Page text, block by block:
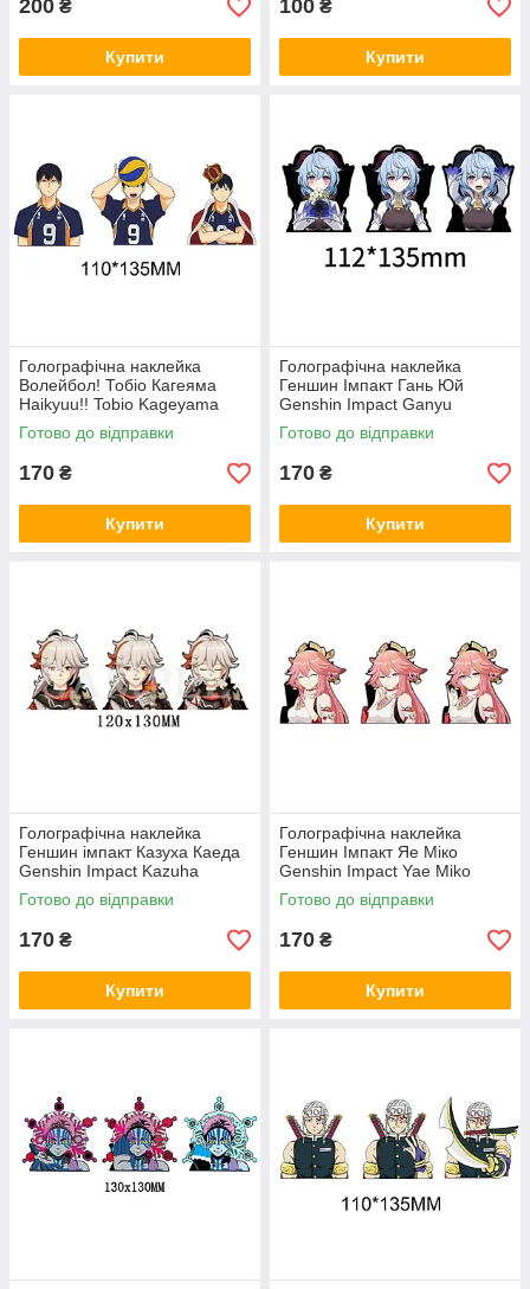
200 ₴
Купити
100 ₴
Купити
Голографічна наклейка
Волейбол! Тобіо Кагеяма
Haikyuu!! Tobio Kageyama
Готово до відправки
170 ₴
Купити
Голографічна наклейка
Геншин Імпакт Гань Юй
Genshin Impact Ganyu
112x135 мм
Готово до відправки
170 ₴
Купити
Голографічна наклейка
Геншин імпакт Казуха Каеда
Genshin Impact Kazuha
Kaeda 120x130 мм
Готово до відправки
170 ₴
Купити
Голографічна наклейка
Геншин Імпакт Яе Міко
Genshin Impact Yae Miko
109x130 мм
Готово до відправки
170 ₴
Купити